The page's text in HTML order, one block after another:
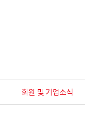
회원 및 기업소식